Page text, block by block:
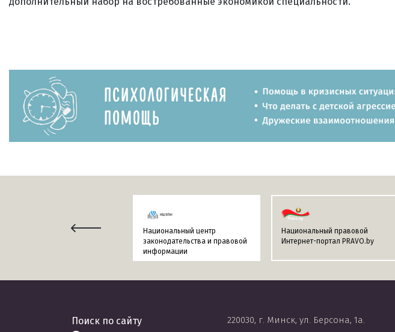
Национальный центр
законодательства и правовой
информации
Национальный правовой
Интернет-портал PRAVO.by
220030, г. Минск, ул. Берсона, 1а.